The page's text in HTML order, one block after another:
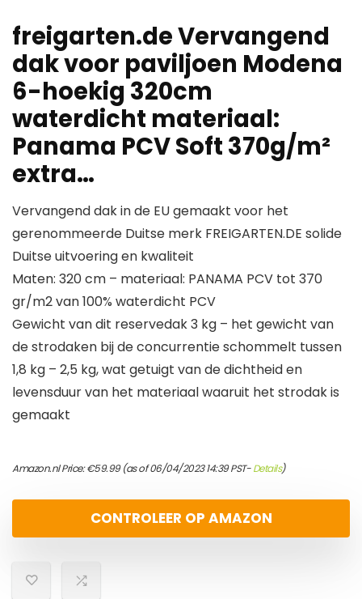
freigarten.de Vervangend
dak voor paviljoen Modena
6-hoekig 320cm
waterdicht materiaal:
Panama PCV Soft 370g/m²
extra…
Vervangend dak in de EU gemaakt voor het
gerenommeerde Duitse merk FREIGARTEN.DE solide
Duitse uitvoering en kwaliteit
Maten: 320 cm – materiaal: PANAMA PCV tot 370
gr/m2 van 100% waterdicht PCV
Gewicht van dit reservedak 3 kg – het gewicht van
de strodaken bij de concurrentie schommelt tussen
1,8 kg – 2,5 kg, wat getuigt van de dichtheid en
levensduur van het materiaal waaruit het strodak is
gemaakt
Amazon.nl Price:€59.99(as of 06/04/2023 14:39 PST-Details)
CONTROLEER OP AMAZON